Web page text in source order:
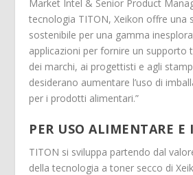
Market Intel & Senior Product
tecnologia TITON, Xeikon offre una
sostenibile per una gamma
applicazioni per fornire un supporto
dei marchi, ai progettisti e agli
desiderano aumentare l’uso di
per i prodotti alimentari.”
PER USO ALIMENTARE E
TITON si sviluppa partendo dal
della tecnologia a toner secco di